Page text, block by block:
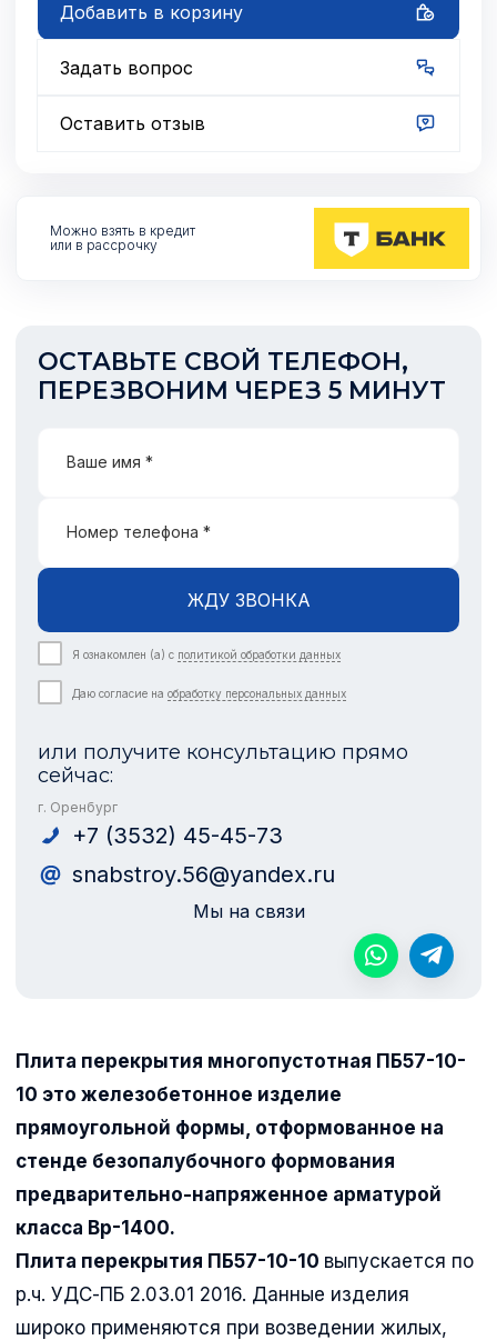
Добавить в корзину
Задать вопрос
Оставить отзыв
Можно взять в кредит
или в рассрочку
ОСТАВЬТЕ СВОЙ ТЕЛЕФОН,
ПЕРЕЗВОНИМ ЧЕРЕЗ 5 МИНУТ
Ваше имя *
Номер телефона *
ЖДУ ЗВОНКА
Я ознакомлен (а) с политикой обработки данных
Даю согласие на обработку персональных данных
или получите консультацию прямо
сейчас:
г. Оренбург
+7 (3532) 45-45-73
snabstroy.56@yandex.ru
Мы на связи
Плита перекрытия многопустотная ПБ57-10-
10 это железобетонное изделие
прямоугольной формы, отформованное на
стенде безопалубочного формования
предварительно-напряженное арматурой
класса Вр-1400.
Плита перекрытия ПБ57-10-10 выпускается по
р.ч. УДС-ПБ 2.03.01 2016. Данные изделия
широко применяются при возведении жилых,